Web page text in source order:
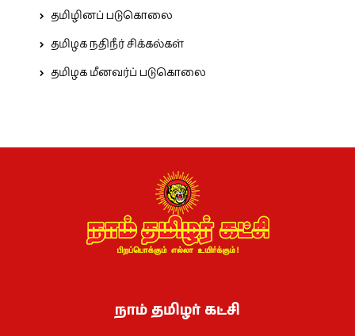
தமிழினப் படுகொலை
தமிழக நதிநீர் சிக்கல்கள்
தமிழக மீனவர்ப் படுகொலை
நாம் தமிழர் கட்சி